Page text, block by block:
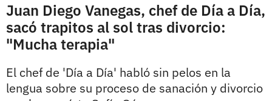
Juan Diego Vanegas, chef de Día a Día,
sacó trapitos al sol tras divorcio:
"Mucha terapia"
El chef de 'Día a Día' habló sin pelos en la
lengua sobre su proceso de sanación y divorcio